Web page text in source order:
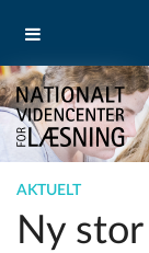
AKTUELT
Ny